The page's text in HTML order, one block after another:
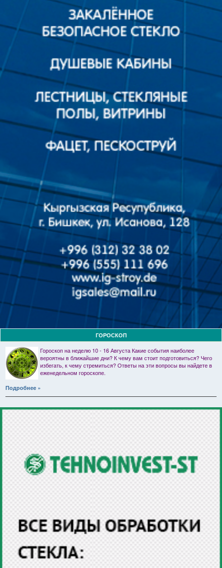
ГОРОСКОП
Гороскоп на неделю 10 - 16 Августа Какие события наиболее
вероятны в ближайшие дни? К чему вам стоит подготовиться? Чего
избегать, к чему стремиться? Ответы на эти вопросы вы найдете в
еженедельном гороскопе.
Подробнее »